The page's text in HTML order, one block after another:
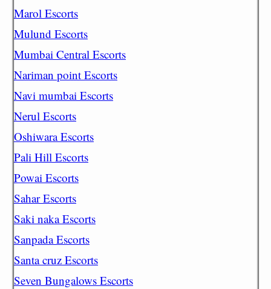
Marol Escorts
Mulund Escorts
Mumbai Central Escorts
Nariman point Escorts
Navi mumbai Escorts
Nerul Escorts
Oshiwara Escorts
Pali Hill Escorts
Powai Escorts
Sahar Escorts
Saki naka Escorts
Sanpada Escorts
Santa cruz Escorts
Seven Bungalows Escorts